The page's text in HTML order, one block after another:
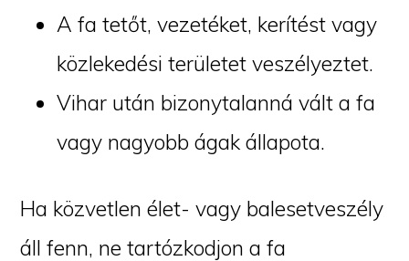
A fa tetőt, vezetéket, kerítést vagy
közlekedési területet veszélyeztet.
Vihar után bizonytalanná vált a fa
vagy nagyobb ágak állapota.
Ha közvetlen élet- vagy balesetveszély
áll fenn, ne tartózkodjon a fa